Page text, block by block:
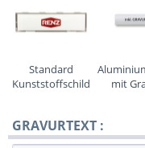
Standard
Kunststoffschild
mit
GRAVURTEXT :